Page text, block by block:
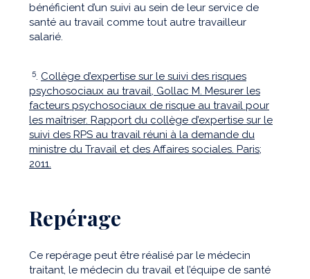
bénéficient d’un suivi au sein de leur service de
santé au travail comme tout autre travailleur
salarié.
5 Collège d’expertise sur le suivi des risques
psychosociaux au travail, Gollac M. Mesurer les
facteurs psychosociaux de risque au travail pour
les maîtriser. Rapport du collège d’expertise sur le
suivi des RPS au travail réuni à la demande du
ministre du Travail et des Affaires sociales. Paris;
2011.
Repérage
Ce repérage peut être réalisé par le médecin
traitant, le médecin du travail et l’équipe de santé